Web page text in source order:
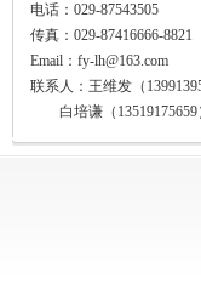
电话：029-87543505
传真：029-87416666-8821
Email：fy-lh@163.com
联系人：王维发（
白培谦（13519175659